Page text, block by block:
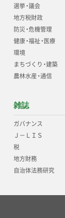
選挙・議会
地方税財政
防災・危機管理
健康・福祉・医療
環境
まちづくり・建築
農林水産・通信
雑誌
ガバナンス
Ｊ－ＬＩＳ
税
地方財務
自治体法務研究